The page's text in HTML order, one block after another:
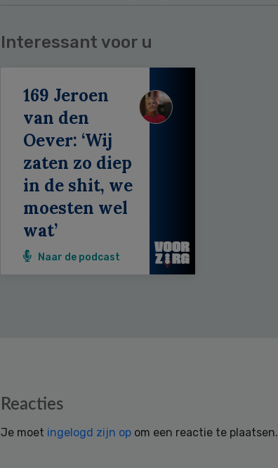
Interessant voor u
169 Jeroen
van den
Oever: ‘Wij
zaten zo diep
in de shit, we
moesten wel
wat’
Naar de podcast
Reacties
Je moet ingelogd zijn op om een reactie te plaatsen.